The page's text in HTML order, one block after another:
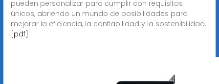
pueden personalizar para cumplir con requisitos
únicos, abriendo un mundo de posibilidades para
mejorar la eficiencia, la confiabilidad y la sostenibilidad.
[pdf]